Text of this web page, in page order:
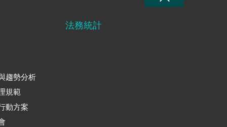
趨勢分析
規範
動方案
法務統計